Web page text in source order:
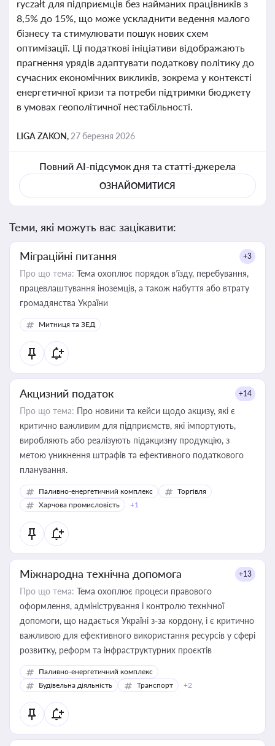
ryczałt для підприємців без найманих працівників з
8,5% до 15%, що може ускладнити ведення малого
бізнесу та стимулювати пошук нових схем
оптимізації. Ці податкові ініціативи відображають
прагнення урядів адаптувати податкову політику до
сучасних економічних викликів, зокрема у контексті
енергетичної кризи та потреби підтримки бюджету
в умовах геополітичної нестабільності.
LIGA ZAKON, 27 березня 2026
Повний AI-підсумок дня та статті-джерела
ОЗНАЙОМИТИСЯ
Теми, які можуть вас зацікавити:
Міграційні питання +3
Про що тема: Тема охоплює порядок в’їзду, перебування,
працевлаштування іноземців, а також набуття або втрату
громадянства України
Митниця та ЗЕД
Акцизний податок +14
Про що тема: Про новини та кейси щодо акцизу, які є
критично важливим для підприємств, які імпортують,
виробляють або реалізують підакцизну продукцію, з
метою уникнення штрафів та ефективного податкового
планування.
Паливно-енергетичний комплекс
Торгівля
Харчова промисловість
+1
Міжнародна технічна допомога +13
Про що тема: Тема охоплює процеси правового
оформлення, адміністрування і контролю технічної
допомоги, що надається Україні з-за кордону, і є критично
важливою для ефективного використання ресурсів у сфері
розвитку, реформ та інфраструктурних проєктів
Паливно-енергетичний комплекс
Будівельна діяльність
Транспорт +2